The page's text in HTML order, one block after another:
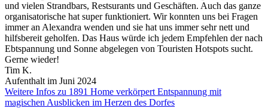
und vielen Strandbars, Restsurants und Geschäften. Auch das ganze
organisatorische hat super funktioniert. Wir konnten uns bei Fragen
immer an Alexandra wenden und sie hat uns immer sehr nett und
hilfsbereit geholfen. Das Haus würde ich jedem Empfehlen der nach
Ebtspannung und Sonne abgelegen von Touristen Hotspots sucht.
Gerne wieder!
Tim K.
Aufenthalt im Juni 2024
Weitere Infos zu 1891 Home verkörpert Entspannung mit
magischen Ausblicken im Herzen des Dorfes